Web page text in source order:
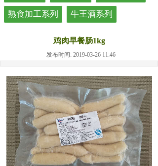
熟食加工系列 牛王酒系列
鸡肉早餐肠1kg
发布时间: 2019-03-26 11:46